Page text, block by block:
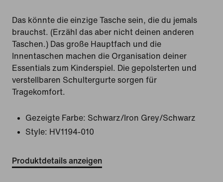
Das könnte die einzige Tasche sein, die du jemals
brauchst. (Erzähl das aber nicht deinen anderen
Taschen.) Das große Hauptfach und die
Innentaschen machen die Organisation deiner
Essentials zum Kinderspiel. Die gepolsterten und
verstellbaren Schultergurte sorgen für
Tragekomfort.
Gezeigte Farbe: Schwarz/Iron Grey/Schwarz
Style: HV1194-010
Produktdetails anzeigen